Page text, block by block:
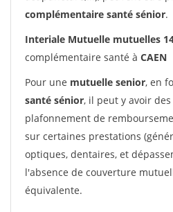
complémentaire santé sénior.
Interiale Mutuelle mutuelles
complémentaire santé à CAEN
Pour une mutuelle senior, en
santé sénior, il peut y avoir
plafonnement de
sur certaines prestations
optiques, dentaires, et
l'absence de couverture
équivalente.